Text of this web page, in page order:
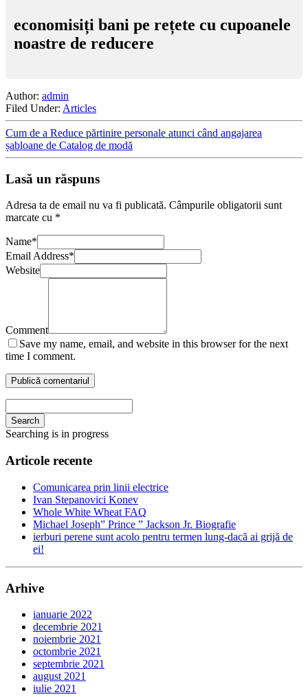
economisiți bani pe rețete cu cupoanele
noastre de reducere
Author: admin
Filed Under: Articles
Cum de a Reduce părtinire personale atunci când angajarea
șabloane de Catalog de modă
Lasă un răspuns
Adresa ta de email nu va fi publicată. Câmpurile obligatorii sunt
marcate cu *
Name*
Email Address*
Website
Comment
Save my name, email, and website in this browser for the next
time I comment.
Search
Searching is in progress
Articole recente
Comunicarea prin linii electrice
Ivan Stepanovici Konev
Whole White Wheat FAQ
Michael Joseph” Prince ” Jackson Jr. Biografie
ierburi perene sunt acolo pentru termen lung-dacă ai grijă de
ei!
Arhive
ianuarie 2022
decembrie 2021
noiembrie 2021
octombrie 2021
septembrie 2021
august 2021
iulie 2021